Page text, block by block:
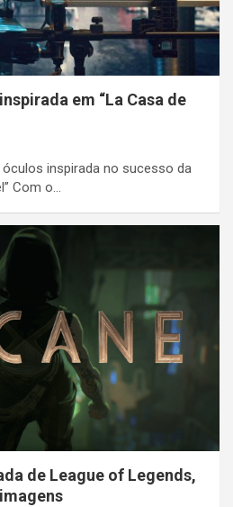
em “La Casa de
inspirada no sucesso da
Com o…
de League of Legends,